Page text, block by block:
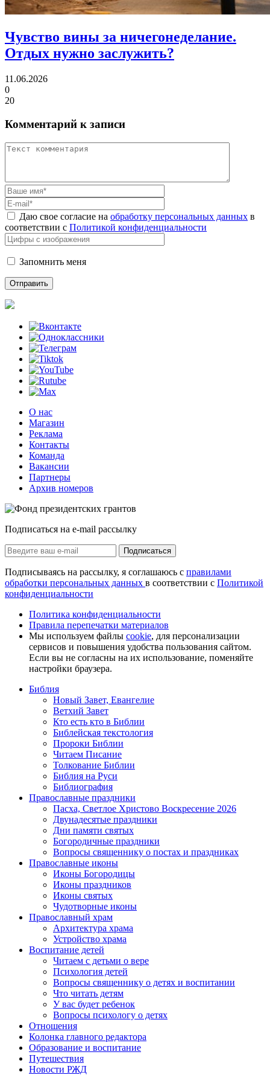
Чувство вины за ничегонеделание.
Отдых нужно заслужить?
11.06.2026
0
20
Комментарий к записи
Даю свое согласие на обработку персональных данных в
соответствии с Политикой конфиденциальности
Запомнить меня
О нас
Магазин
Реклама
Контакты
Команда
Вакансии
Партнеры
Архив номеров
Подписаться на e-mail рассылку
Подписаться
Подписываясь на рассылку, я соглашаюсь с правилами
обработки персональных данных в соответствии с Политикой
конфиденциальности
Политика конфиденциальности
Правила перепечатки материалов
Мы используем файлы cookie, для персонализации
сервисов и повышения удобства пользования сайтом.
Если вы не согласны на их использование, поменяйте
настройки браузера.
Библия
Новый Завет, Евангелие
Ветхий Завет
Кто есть кто в Библии
Библейская текстология
Пророки Библии
Читаем Писание
Толкование Библии
Библия на Руси
Библиография
Православные праздники
Пасха, Светлое Христово Воскресение 2026
Двунадесятые праздники
Дни памяти святых
Богородичные праздники
Вопросы священнику о постах и праздниках
Православные иконы
Иконы Богородицы
Иконы праздников
Иконы святых
Чудотворные иконы
Православный храм
Архитектура храма
Устройство храма
Воспитание детей
Читаем с детьми о вере
Психология детей
Вопросы священнику о детях и воспитании
Что читать детям
У вас будет ребенок
Вопросы психологу о детях
Отношения
Колонка главного редактора
Образование и воспитание
Путешествия
Новости РЖД